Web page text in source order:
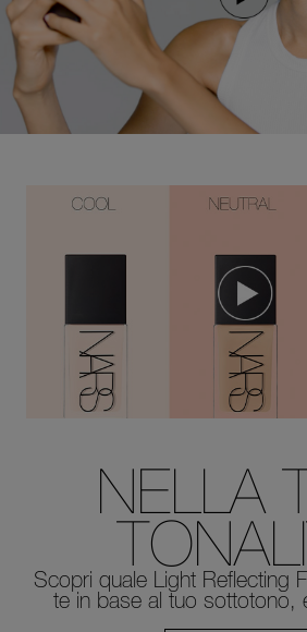
NELLA
Scopri quale Light Reflecting
te in base al tuo sottotono,